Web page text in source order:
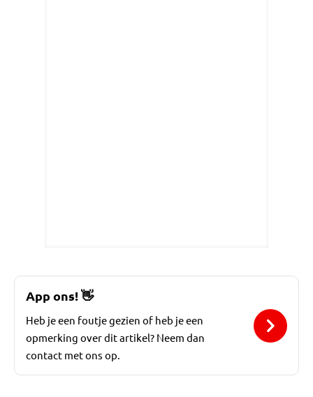
App ons!👋
Heb je een foutje gezien of heb je een
opmerking over dit artikel? Neem dan
contact met ons op.